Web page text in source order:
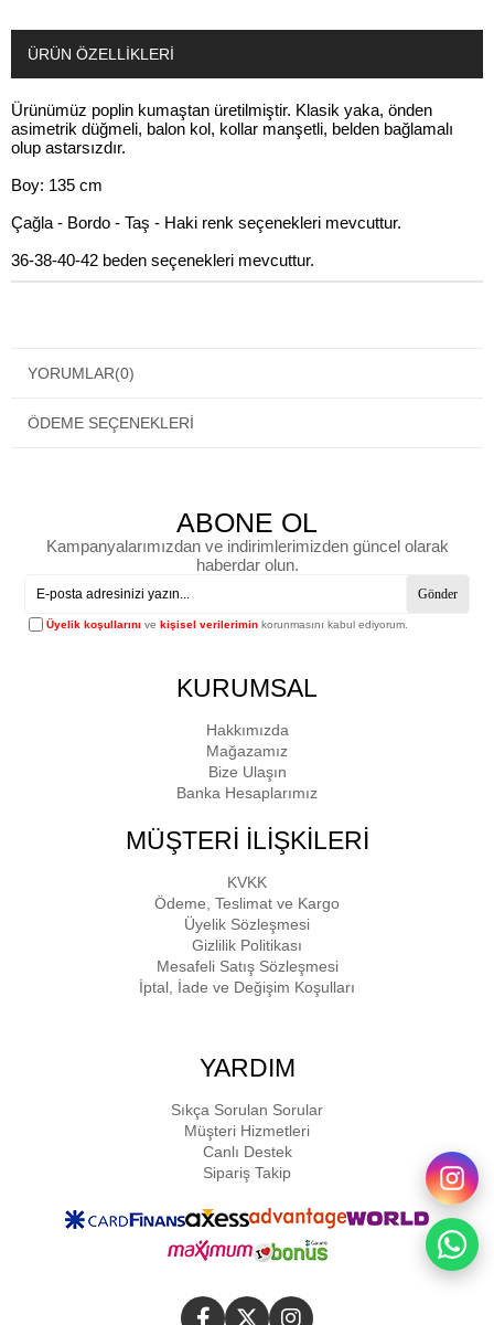
ÜRÜN ÖZELLIKLERI
Ürünümüz poplin kumaştan üretilmiştir. Klasik yaka, önden
asimetrik düğmeli, balon kol, kollar manşetli, belden bağlamalı
olup astarsızdır.
Boy: 135 cm
Çağla - Bordo - Taş - Haki renk seçenekleri mevcuttur.
36-38-40-42 beden seçenekleri mevcuttur.
YORUMLAR(0)
ÖDEME SEÇENEKLERI
ABONE OL
Kampanyalarımızdan ve indirimlerimizden güncel olarak
haberdar olun.
Gönder
Üyelik koşullarını vekişisel verilerimin korunmasını kabul ediyorum.
KURUMSAL
Hakkımızda
Mağazamız
Bize Ulaşın
Banka Hesaplarımız
MÜŞTERİ İLİŞKİLERİ
KVKK
Ödeme, Teslimat ve Kargo
Üyelik Sözleşmesi
Gizlilik Politikası
Mesafeli Satış Sözleşmesi
İptal, İade ve Değişim Koşulları
YARDIM
Sıkça Sorulan Sorular
Müşteri Hizmetleri
Canlı Destek
Sipariş Takip